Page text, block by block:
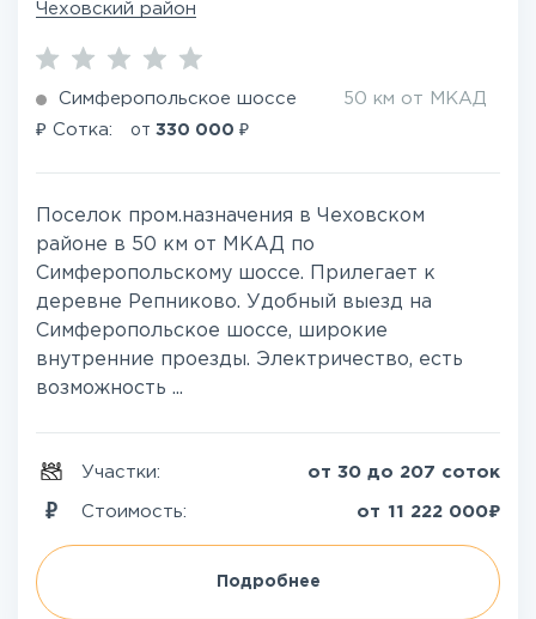
Чеховский район
Симферопольское шоссе 50 км от МКАД
₽ Сотка: от 330 000 ₽
Поселок пром.назначения в Чеховском
районе в 50 км от МКАД по
Симферопольскому шоссе. Прилегает к
деревне Репниково. Удобный выезд на
Симферопольское шоссе, широкие
внутренние проезды. Электричество, есть
возможность ...
Участки: от 30 до 207 соток
Стоимость: от 11 222 000₽
Подробнее